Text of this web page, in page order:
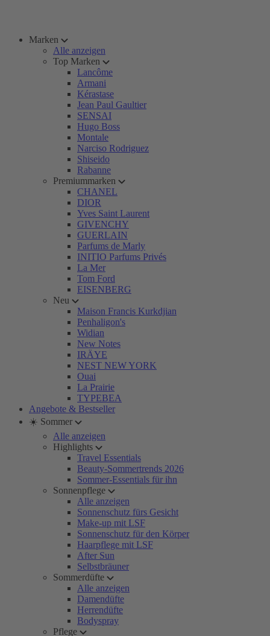
Marken
Alle anzeigen
Top Marken
Lancôme
Armani
Kérastase
Jean Paul Gaultier
SENSAI
Hugo Boss
Montale
Narciso Rodriguez
Shiseido
Rabanne
Premiummarken
CHANEL
DIOR
Yves Saint Laurent
GIVENCHY
GUERLAIN
Parfums de Marly
INITIO Parfums Privés
La Mer
Tom Ford
EISENBERG
Neu
Maison Francis Kurkdjian
Penhaligon's
Widian
New Notes
IRÄYE
NEST NEW YORK
Ouai
La Prairie
TYPEBEA
Angebote & Bestseller
☀️ Sommer
Alle anzeigen
Highlights
Travel Essentials
Beauty-Sommertrends 2026
Sommer-Essentials für ihn
Sonnenpflege
Alle anzeigen
Sonnenschutz fürs Gesicht
Make-up mit LSF
Sonnenschutz für den Körper
Haarpflege mit LSF
After Sun
Selbstbräuner
Sommerdüfte
Alle anzeigen
Damendüfte
Herrendüfte
Bodyspray
Pflege